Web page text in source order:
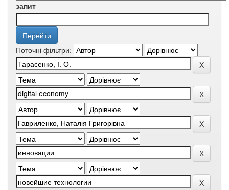
запит
Поточні фільтри: